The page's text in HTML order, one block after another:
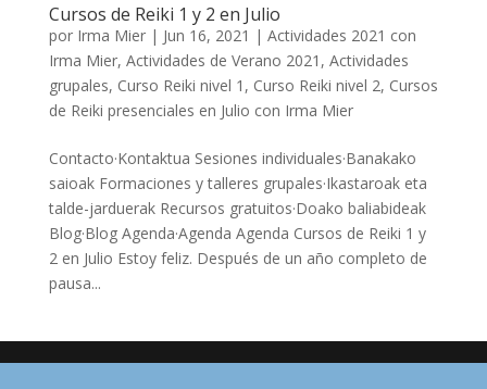
Cursos de Reiki 1 y 2 en Julio
por Irma Mier| Jun 16, 2021 | Actividades 2021 con
Irma Mier, Actividades de Verano 2021 , Actividades
grupales, Curso Reiki nivel 1 , Curso Reiki nivel 2, Cursos
de Reiki presenciales en Julio con Irma Mier
Contacto·Kontaktua Sesiones individuales·Banakako
saioak Formaciones y talleres grupales·Ikastaroak eta
talde-jarduerak Recursos gratuitos·Doako baliabideak
Blog·Blog Agenda·Agenda Agenda Cursos de Reiki 1 y
2 en Julio Estoy feliz. Después de un año completo de
pausa...